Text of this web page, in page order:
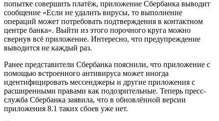
попытке совершить платёж, приложение Сбербанка выводит
сообщение «Если не удалить вирусы, то выполнение
операций может потребовать подтверждения в контактном
центре банка». Выйти из этого порочного круга можно
свернув всё приложение. Интересно, что предупреждение
выводится не каждый раз.
Ранее представители Сбербанка пояснили, что приложение с
помощью встроенного антивируса может иногда
идентифицировать мессенджеры и другие приложения с
расширенными правами как подозрительные. Теперь пресс-
служба Сбербанка заявила, что в обновлённой версии
приложения 8.1 таких сбоев уже нет.